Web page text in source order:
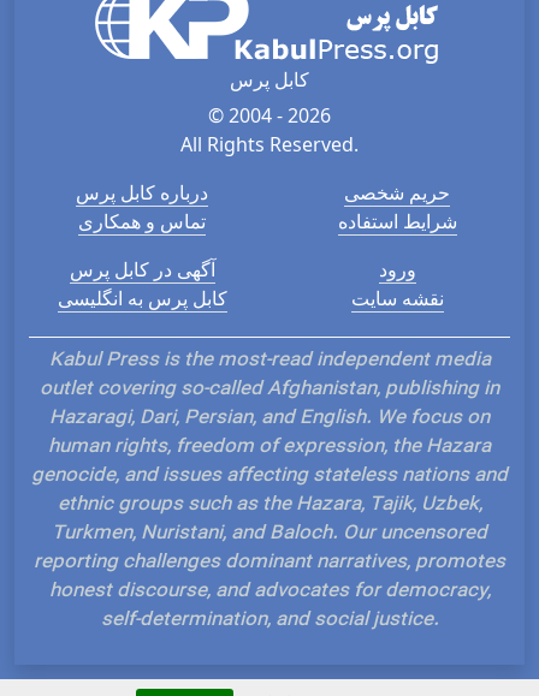
کابل پرس
© 2004 - 2026
All Rights Reserved.
درباره کابل پرس
تماس و همکاری
حریم شخصی
شرایط استفاده
آگهی در کابل پرس
کابل پرس به انگلیسی
ورود
نقشه سایت
Kabul Press is the most-read independent media
outlet covering so-called Afghanistan, publishing in
Hazaragi, Dari, Persian, and English. We focus on
human rights, freedom of expression, the Hazara
genocide, and issues affecting stateless nations and
ethnic groups such as the Hazara, Tajik, Uzbek,
Turkmen, Nuristani, and Baloch. Our uncensored
reporting challenges dominant narratives, promotes
honest discourse, and advocates for democracy,
self-determination, and social justice.